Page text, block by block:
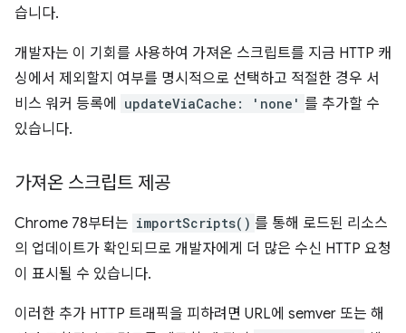
습니다.
개발자는 이 기회를 사용하여 가져온 스크립트를 지금 HTTP 캐
싱에서 제외할지 여부를 명시적으로 선택하고 적절한 경우 서
비스 워커 등록에
updateViaCache: 'none' 를 추가할 수
있습니다.
가져온 스크립트 제공
Chrome 78부터는 importScripts() 를 통해 로드된 리소스
의 업데이트가 확인되므로 개발자에게 더 많은 수신 HTTP 요청
이 표시될 수 있습니다.
이러한 추가 HTTP 트래픽을 피하려면 URL에 semver 또는 해